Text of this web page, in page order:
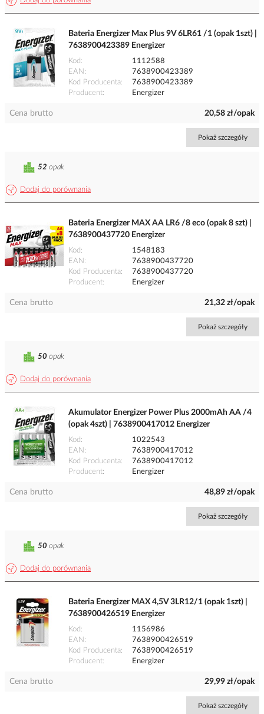
Bateria Energizer Max Plus 9V 6LR61 /1 (opak 1szt) |
7638900423389 Energizer
Kod
1112588
EAN
7638900423389
Kod Producenta
7638900423389
Producent
Energizer
Cena brutto 20,58 zł/opak
Pokaż szczegóły
Dodaj do porównania
52 opak
Bateria Energizer MAX AA LR6 /8 eco (opak 8 szt) |
7638900437720 Energizer
Kod
1548183
EAN
7638900437720
Kod Producenta
7638900437720
Producent
Energizer
Cena brutto 21,32 zł/opak
Pokaż szczegóły
Dodaj do porównania
50 opak
Akumulator Energizer Power Plus 2000mAh AA /4
(opak 4szt) | 7638900417012 Energizer
Kod
1022543
EAN
7638900417012
Kod Producenta
7638900417012
Producent
Energizer
Cena brutto 48,89 zł/opak
Pokaż szczegóły
Dodaj do porównania
50 opak
Bateria Energizer MAX 4,5V 3LR12/1 (opak 1szt) |
7638900426519 Energizer
Kod
1156986
EAN
7638900426519
Kod Producenta
7638900426519
Producent
Energizer
Cena brutto 29,99 zł/opak
Pokaż szczegóły